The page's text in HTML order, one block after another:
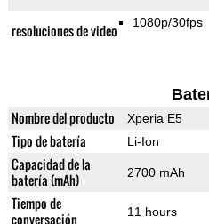
resoluciones de video 1080p/30fps
Nombre del producto Xperia E5
Tipo de batería Li-Ion
Capacidad de la
batería (mAh)
2700 mAh
Tiempo de
conversación
11 hours